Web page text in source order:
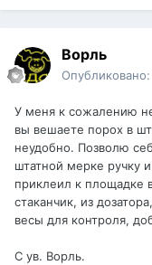
Ворль
Опубликовано:
У меня к сожалению
вы вешаете порох в
неудобно. Позволю
штатной мерке ручку
приклеил к площадке
стаканчик, из
весы для контроля,
С ув. Ворль.